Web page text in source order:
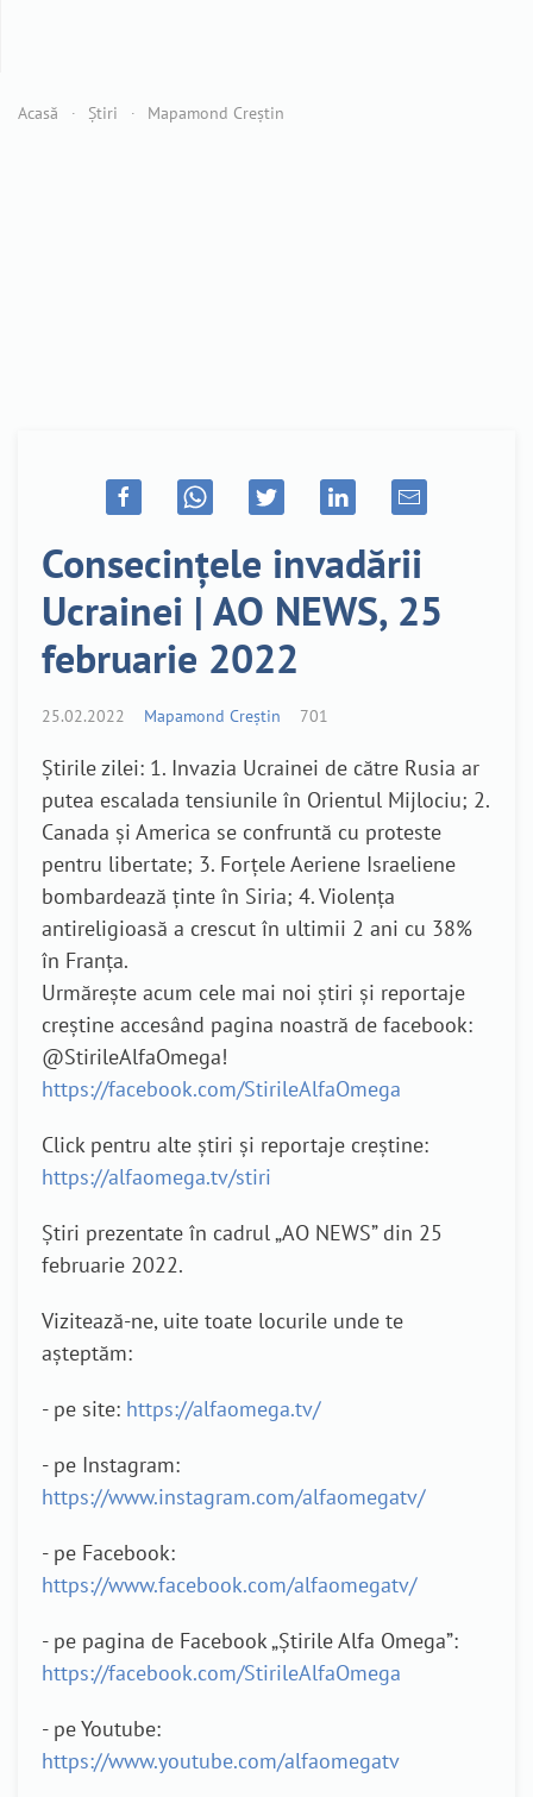
Acasă Știri Mapamond Creștin
Consecințele invadării
Ucrainei | AO NEWS, 25
februarie 2022
25.02.2022 Mapamond Creștin 701
Știrile zilei: 1. Invazia Ucrainei de către Rusia ar
putea escalada tensiunile în Orientul Mijlociu; 2.
Canada și America se confruntă cu proteste
pentru libertate; 3. Forțele Aeriene Israeliene
bombardează ținte în Siria; 4. Violența
antireligioasă a crescut în ultimii 2 ani cu 38%
în Franța.
Urmărește acum cele mai noi știri și reportaje
creștine accesând pagina noastră de facebook:
@StirileAlfaOmega!
https://facebook.com/StirileAlfaOmega
Click pentru alte știri și reportaje creștine:
https://alfaomega.tv/stiri
Știri prezentate în cadrul „AO NEWS” din 25
februarie 2022.
Vizitează-ne, uite toate locurile unde te
așteptăm:
- pe site: https://alfaomega.tv/
- pe Instagram:
https://www.instagram.com/alfaomegatv/
- pe Facebook:
https://www.facebook.com/alfaomegatv/
- pe pagina de Facebook „Știrile Alfa Omega”:
https://facebook.com/StirileAlfaOmega
- pe Youtube:
https://www.youtube.com/alfaomegatv